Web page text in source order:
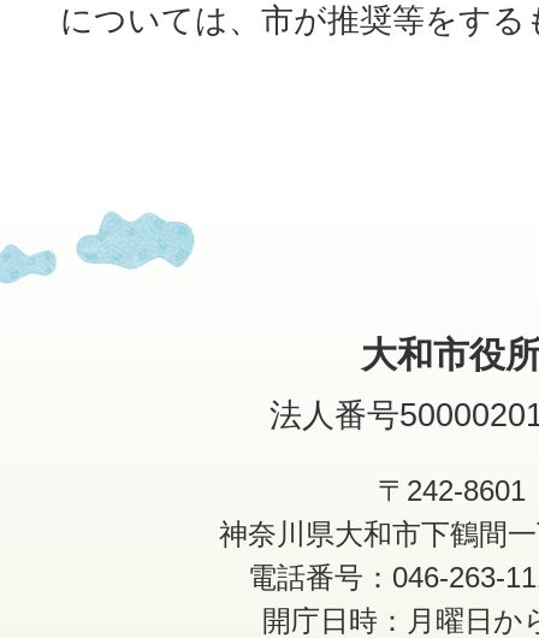
については、市が推奨等をす
大和市役
法人番号
〒242-8601
神奈川県大和市下鶴間
電話番号：046-263-
開庁日時：月曜日か